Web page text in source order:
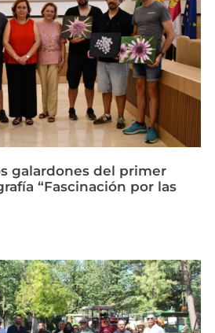
galardones del primer
“Fascinación por las